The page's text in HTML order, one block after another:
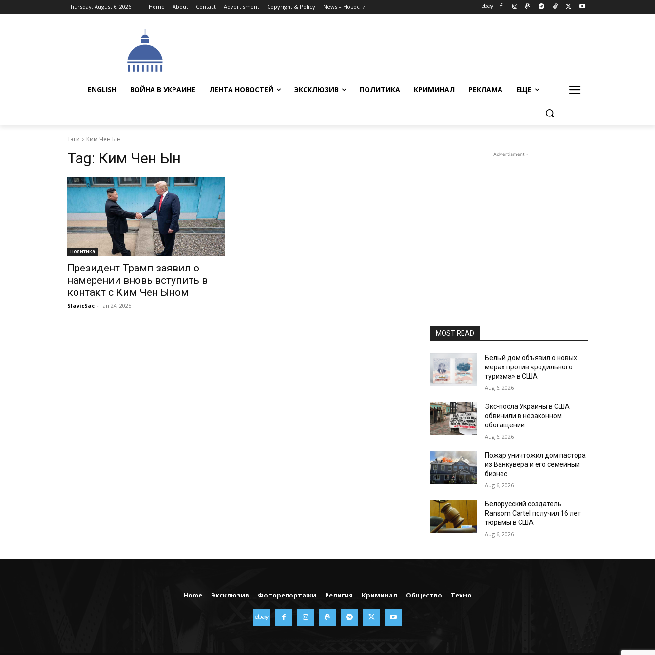
Thursday, August 6, 2026 Home About Contact Advertisment Copyright & Policy News – Новости
ENGLISH ВОЙНА В УКРАИНЕ ЛЕНТА НОВОСТЕЙ ЭКСКЛЮЗИВ ПОЛИТИКА КРИМИНАЛ РЕКЛАМА ЕЩЕ
Тэги Ким Чен Ын
Tag: Ким Чен Ын
Политика
Президент Трамп заявил о
намерении вновь вступить в
контакт с Ким Чен Ыном
SlavicSac - Jan 24, 2025
- Advertisment -
MOST READ
Белый дом объявил о новых
мерах против «родильного
туризма» в США
Aug 6, 2026
Экс-посла Украины в США
обвинили в незаконном
обогащении
Aug 6, 2026
Пожар уничтожил дом пастора
из Ванкувера и его семейный
бизнес
Aug 6, 2026
Белорусский создатель
Ransom Cartel получил 16 лет
тюрьмы в США
Aug 6, 2026
Home Эксклюзив Фоторепортажи Религия Криминал Общество Техно